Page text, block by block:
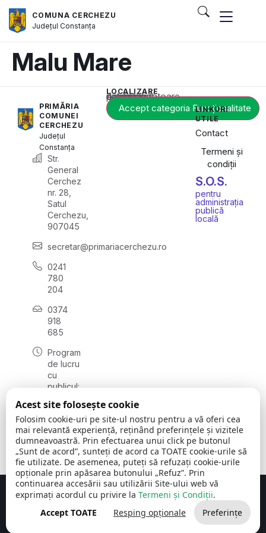
COMUNA CERCHEZU
JudețulConstanța
Malu Mare
PRIMĂRIA
COMUNEI
CERCHEZU
Județul
Constanța
Str.
General
Cerchez
nr. 28,
Satul
Cerchezu,
907045
secretar@primariacerchezu.ro
0241
780
204
0374
918
685
Program
de lucru
cu
publicul:
08:00 -
16:30
, vineri:
08:00 -
14:00
LOCALIZARE
Acest conținut este blocat până când acceptați categoria corespunzătoare de cookie-uri.
Accept categoria Funcționalitate
LINKURI
UTILE
Contact
Termeni și
condiții
S.O.S.
pentru
administrația
publică
locală
Comuna Cerchezu © 2026Toate drepturile rezervate
Concept realizat de Big Media Relații Publice SRL
Acest site folosește cookie
Folosim cookie-uri pe site-ul nostru pentru a vă oferi cea
mai relevantă experiență, reținând preferințele și vizitele
dumneavoastră. Prin efectuarea unui click pe butonul
„Sunt de acord”, sunteți de acord ca TOATE cookie-urile să
fie utilizate. De asemenea, puteți să refuzați cookie-urile
opționale prin apăsarea butonului „Refuz”. Prin
continuarea accesării sau utilizării Site-ului web vă
exprimați acordul cu privire la Termeni și Condiții.
Accept TOATE
Resping opționale Preferințe